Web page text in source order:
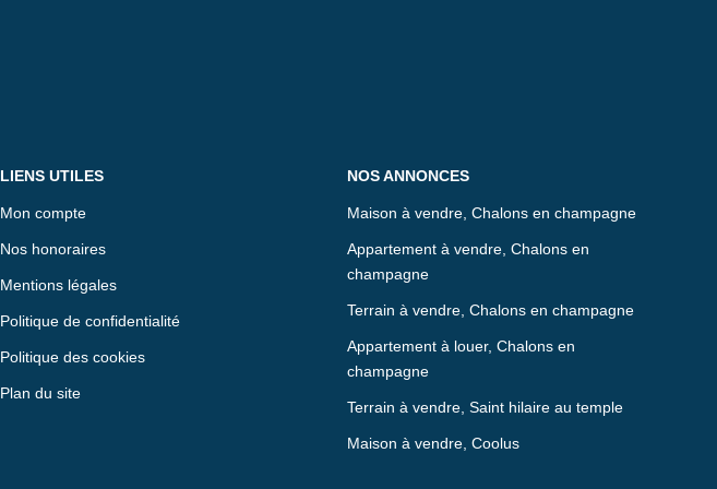
LIENS UTILES
Mon compte
Nos honoraires
Mentions légales
Politique de confidentialité
Politique des cookies
Plan du site
NOS ANNONCES
Maison à vendre, Chalons en champagne
Appartement à vendre, Chalons en
champagne
Terrain à vendre, Chalons en champagne
Appartement à louer, Chalons en
champagne
Terrain à vendre, Saint hilaire au temple
Maison à vendre, Coolus